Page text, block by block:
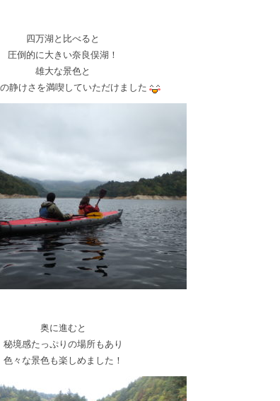
四万湖と比べると
圧倒的に大きい奈良俣湖！
雄大な景色と
静けさを満喫していただけました
奥に進むと
秘境感たっぷりの場所もあり
色々な景色も楽しめました！